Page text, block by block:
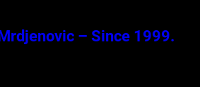
– Since 1999.